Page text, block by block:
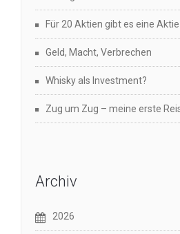
Für 20 Aktien gibt es eine
Geld, Macht, Verbrechen
Whisky als Investment?
Zug um Zug – meine erste
Archiv
2026